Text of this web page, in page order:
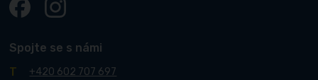
Spojte se s námi
+420 602 707 697